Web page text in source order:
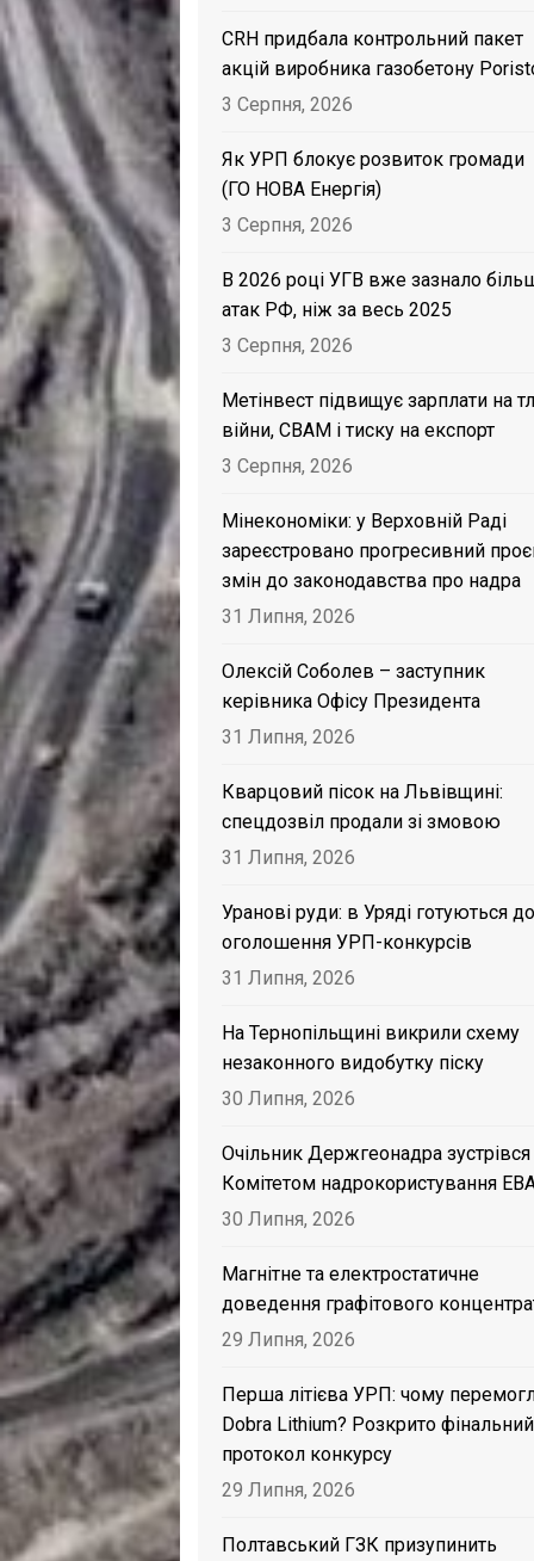
CRH придбала контрольний пакет
акцій виробника газобетону
3 Серпня, 2026
Як УРП блокує розвиток громади
(ГО НОВА Енергія)
3 Серпня, 2026
В 2026 році УГВ вже зазнало
атак РФ, ніж за весь 2025
3 Серпня, 2026
Метінвест підвищує зарплати на
війни, CBAM і тиску на експорт
3 Серпня, 2026
Мінекономіки: у Верховній Раді
зареєстровано прогресивний
змін до законодавства про надра
31 Липня, 2026
Олексій Соболев – заступник
керівника Офісу Президента
31 Липня, 2026
Кварцовий пісок на Львівщині:
спецдозвіл продали зі змовою
31 Липня, 2026
Уранові руди: в Уряді готуються до
оголошення УРП-конкурсів
31 Липня, 2026
На Тернопільщині викрили схему
незаконного видобутку піску
30 Липня, 2026
Очільник Держгеонадра зустрівся
Комітетом надрокористування
30 Липня, 2026
Магнітне та електростатичне
доведення графітового
29 Липня, 2026
Перша літієва УРП: чому
Dobra Lithium? Розкрито фінальний
протокол конкурсу
29 Липня, 2026
Полтавський ГЗК призупинить